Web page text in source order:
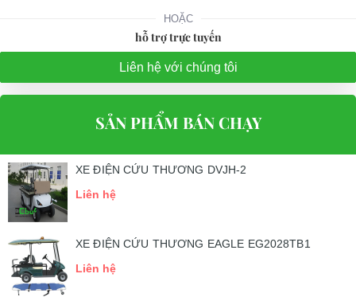
HOẶC
hỗ trợ trực tuyến
Liên hệ với chúng tôi
SẢN PHẨM BÁN CHẠY
XE ĐIỆN CỨU THƯƠNG DVJH-2
Liên hệ
XE ĐIỆN CỨU THƯƠNG EAGLE EG2028TB1
Liên hệ